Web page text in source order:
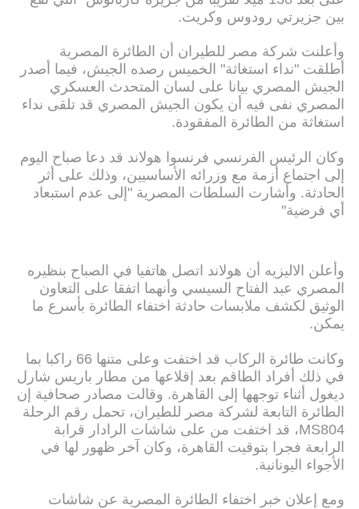
بين جزيرتي رودوس وكريت.
وأعلنت شركة مصر للطيران أن الطائرة المصرية
أطلقت "نداء استغاثة" الخميس رصده الجيش، فيما أصدر
الجيش المصري بيانا على لسان المتحدث العسكري
المصري نفى فيه أن يكون الجيش المصري قد تلقى نداء
استغاثة من الطائرة المفقودة.
وكان الرئيس الفرنسي فرنسوا هولاند قد دعا صباح اليوم
إلى اجتماع أزمة مع وزرائه الأساسيين، وذلك على أثر
الحادثة. وأشارت السلطات المصرية "إلى عدم استبعاد
أي فرضية"
وأعلن الاليزيه أن هولاند اتصل هاتفيا في الصباح بنظيره
المصري عبد الفتاح السيسي وأنهما اتفقا على التعاون
الوثيق لكشف ملابسات حادثة اختفاء الطائرة بأسرع ما
يمكن.
وكانت طائرة الركاب قد اختفت وعلى متنها 66 راكبا بما
في ذلك أفراد الطاقم بعد إقلاعها من مطار باريس شارل
ديغول أثناء توجهها إلى القاهرة. وقالت مصادر صحافية إن
الطائرة التابعة لشركة مصر للطيران، تحمل رقم الرحلة
MS804، قد اختفت من على شاشات الرادار قرابة
الرابعة فجرا بتوقيت القاهرة، وكان آخر ظهور لها في
الأجواء اليونانية.
ومع إعلان خبر اختفاء الطائرة المصرية عن شاشات